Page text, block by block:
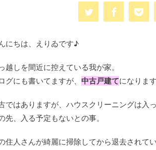
にちは、えりゐです♪
越しを間近に控えている我が家。
グにも書いてますが、 中古戸建てになります
ではありますが、ハウスクリーニングは入
先、入る予定もないとの事。
住人さんが綺麗に掃除してから退去されて